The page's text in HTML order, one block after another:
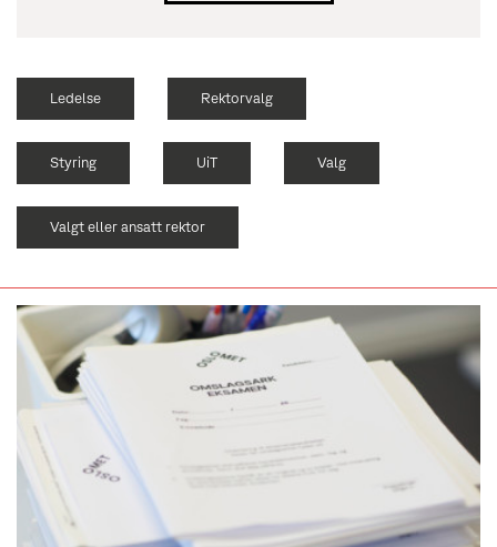
Ledelse Rektorvalg
Styring UiT Valg
Valgt eller ansatt rektor